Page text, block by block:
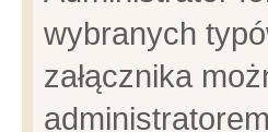
wybranych
załącznika